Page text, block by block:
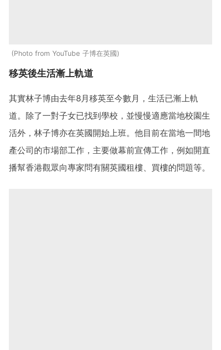
Photo from YouTube 子博在英國
移英後生活漸上軌道
其實林子博由去年8月移英至今數月，生活已漸上軌
道。除了一對子女已找到學校，並慢慢適應當地校園生
活外，林子博亦在英國開始上班。他目前在當地一間地
產公司的市場部工作，主要做幕前宣傳工作，例如開直
播幫香港觀眾向專家問有關英國租樓、買樓的問題等。